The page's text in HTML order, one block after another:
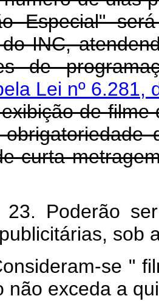
Especial"
INC,
de
Lei nº 6.281,
de filme
curta
23. Poderão
sob
se "
não exceda a